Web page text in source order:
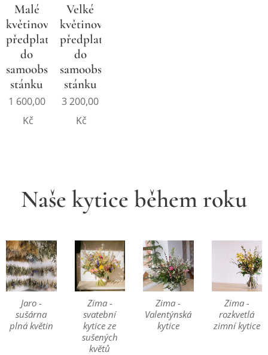
Malé
květinové
předplatné
do
samoobslužného
stánku
1 600,00
Kč
Velké
květinové
předplatné
do
samoobslužného
stánku
3 200,00
Kč
Naše kytice během roku
Jaro -
sušárna
plná květin
Zima -
svatební
kytice ze
sušených
květů
Zima -
Valentýnská
kytice
Zima -
rozkvetlá
zimní kytice